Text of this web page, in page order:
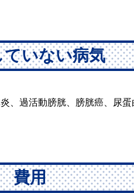
ていない病気
、過活動膀胱、膀胱癌、尿
費用